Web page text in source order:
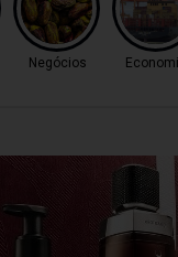
Negócios